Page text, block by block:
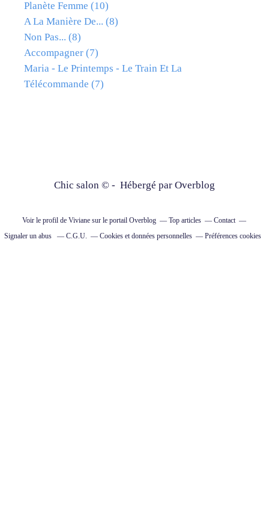
Planète Femme (10)
A La Manière De... (8)
Non Pas... (8)
Accompagner (7)
Maria - Le Printemps - Le Train Et La
Télécommande (7)
Chic salon © - Hébergé par Overblog
Voir le profil deViviane sur le portail Overblog Top articles
Contact
Signaler un abus
C.G.U. Cookies et données personnelles Préférences cookies